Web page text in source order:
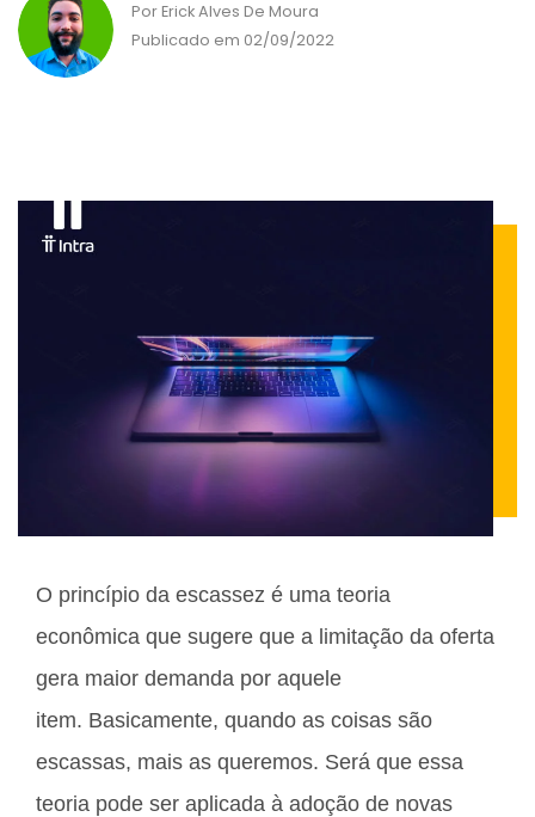
Por Erick Alves De Moura
Publicado em 02/09/2022
O princípio da escassez é uma teoria
econômica que sugere que a limitação da oferta
gera maior demanda por aquele
item. Basicamente, quando as coisas são
escassas, mais as queremos. Será que essa
teoria pode ser aplicada à adoção de novas